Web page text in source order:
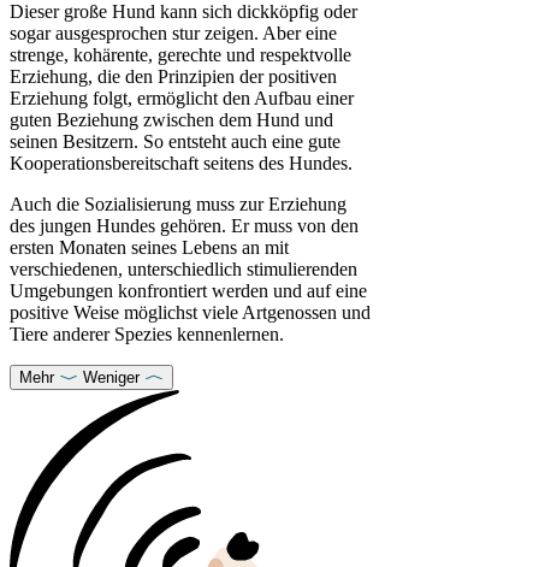
Dieser große Hund kann sich dickköpfig oder
sogar ausgesprochen stur zeigen. Aber eine
strenge, kohärente, gerechte und respektvolle
Erziehung, die den Prinzipien der positiven
Erziehung folgt, ermöglicht den Aufbau einer
guten Beziehung zwischen dem Hund und
seinen Besitzern. So entsteht auch eine gute
Kooperationsbereitschaft seitens des Hundes.
Auch die Sozialisierung muss zur Erziehung
des jungen Hundes gehören. Er muss von den
ersten Monaten seines Lebens an mit
verschiedenen, unterschiedlich stimulierenden
Umgebungen konfrontiert werden und auf eine
positive Weise möglichst viele Artgenossen und
Tiere anderer Spezies kennenlernen.
Mehr Weniger